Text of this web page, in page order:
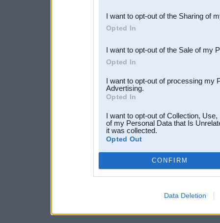
Downstream Participants
third parties.
I want to opt-out of the Sharing of
Opted In
I want to opt-out of the Sale of my
Opted In
I want to opt-out of processing my
Advertising.
Opted In
I want to opt-out of Collection,
of my Personal Data that Is
it was collected.
Opted Out
CONFIRM
Data Deletion